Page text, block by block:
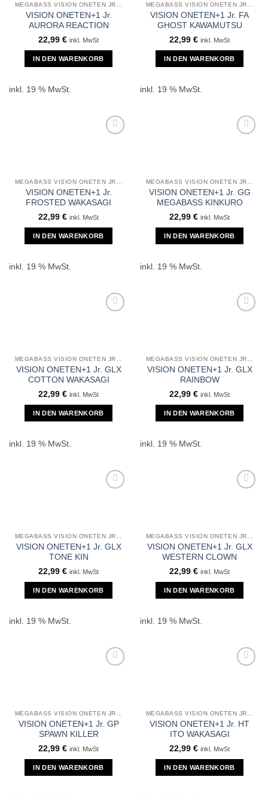
VISION ONETEN+1 Jr.
AURORA REACTION
22,99 € inkl. MwSt
IN DEN WARENKORB
inkl. 19 % MwSt.
VISION ONETEN+1 Jr. FA
GHOST KAWAMUTSU
22,99 € inkl. MwSt
IN DEN WARENKORB
inkl. 19 % MwSt.
VISION ONETEN+1 Jr.
FROSTED WAKASAGI
22,99 € inkl. MwSt
IN DEN WARENKORB
inkl. 19 % MwSt.
VISION ONETEN+1 Jr. GG
MEGABASS KINKURO
22,99 € inkl. MwSt
IN DEN WARENKORB
inkl. 19 % MwSt.
VISION ONETEN+1 Jr. GLX
COTTON WAKASAGI
22,99 € inkl. MwSt
IN DEN WARENKORB
inkl. 19 % MwSt.
VISION ONETEN+1 Jr. GLX
RAINBOW
22,99 € inkl. MwSt
IN DEN WARENKORB
inkl. 19 % MwSt.
VISION ONETEN+1 Jr. GLX
TONE KIN
22,99 € inkl. MwSt
IN DEN WARENKORB
inkl. 19 % MwSt.
VISION ONETEN+1 Jr. GLX
WESTERN CLOWN
22,99 € inkl. MwSt
IN DEN WARENKORB
inkl. 19 % MwSt.
VISION ONETEN+1 Jr. GP
SPAWN KILLER
22,99 € inkl. MwSt
IN DEN WARENKORB
VISION ONETEN+1 Jr. HT
ITO WAKASAGI
22,99 € inkl. MwSt
IN DEN WARENKORB